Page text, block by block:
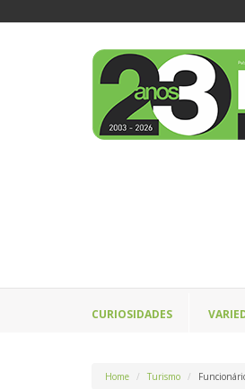
CURIOSIDADES
Home Turismo